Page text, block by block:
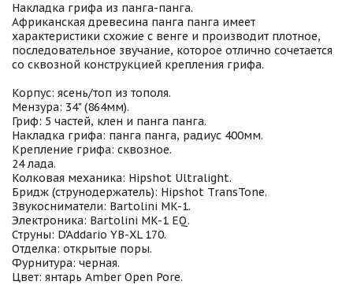
Накладка грифа из панга-панга.
Африканская древесина панга панга имеет
характеристики схожие с венге и производит плотное,
последовательное звучание, которое отлично сочетается
со сквозной конструкцией крепления грифа.
Корпус: ясень/топ из тополя.
Мензура: 34" (864мм).
Гриф: 5 частей, клен и панга панга.
Накладка грифа: панга панга, радиус 400мм.
Крепление грифа: сквозное.
24 лада.
Колковая механика: Hipshot Ultralight.
Бридж (струнодержатель): Hipshot TransTone.
Звукосниматели: Bartolini MK-1.
Электроника: Bartolini MK-1 EQ.
Струны: D'Addario YB-XL 170.
Отделка: открытые поры.
Фурнитура: черная.
Цвет: янтарь Amber Open Pore.